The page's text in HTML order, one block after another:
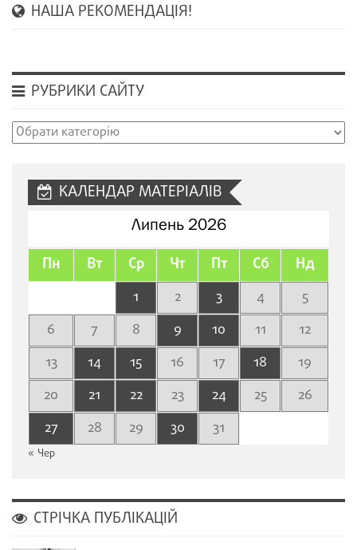
НАША РЕКОМЕНДАЦІЯ!
РУБРИКИ САЙТУ
Рубрики
КАЛЕНДАР МАТЕРІАЛІВ
Липень 2026
Пн Вт Ср Чт Пт Сб Нд
1 2 3 4
5
6
7 8 9 10 11
12
13
14 15 16 17 18
19
20
21 22 23 24 25
26
27
28 29 30 31
« Чер
СТРІЧКА ПУБЛІКАЦІЙ